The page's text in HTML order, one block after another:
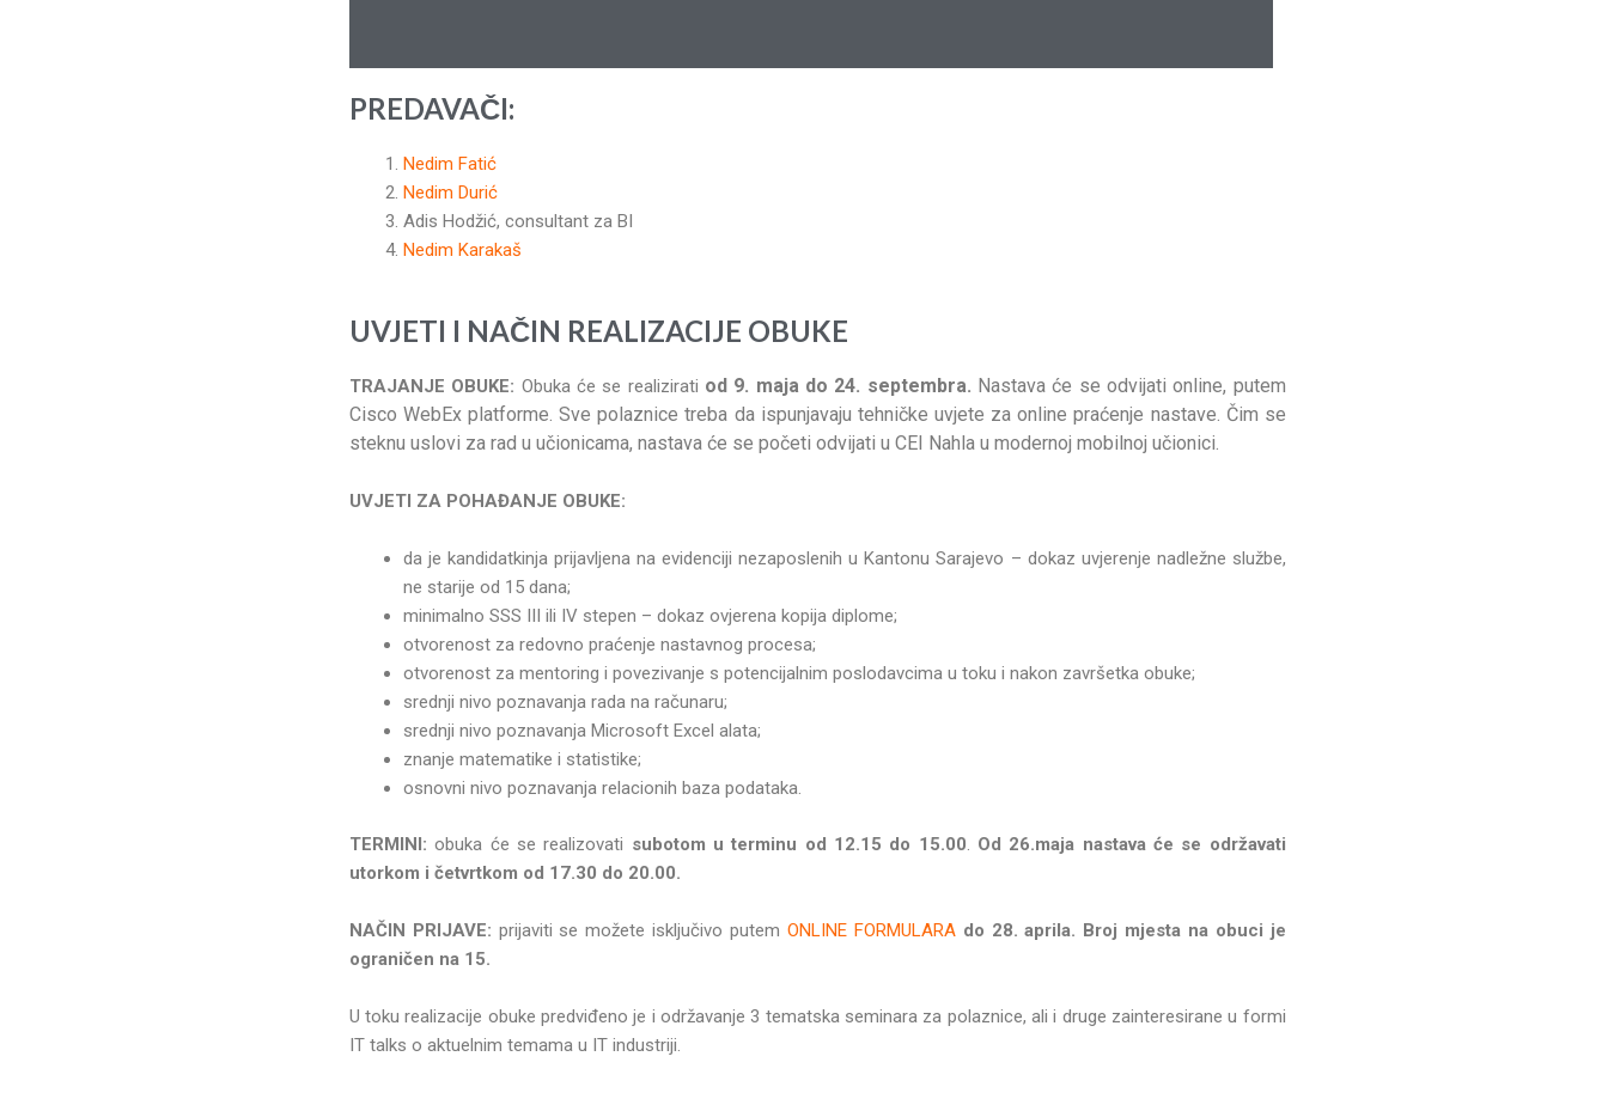
PREDAVAČI:
Nedim Fatić
Nedim Durić
Adis Hodžić, consultant za BI
Nedim Karakaš
UVJETI I NAČIN REALIZACIJE OBUKE
TRAJANJE OBUKE: Obuka će se realizirati od 9. maja do 24. septembra. Nastava će se odvijati online, putem
Cisco WebEx platforme. Sve polaznice treba da ispunjavaju tehničke uvjete za online praćenje nastave. Čim se
steknu uslovi za rad u učionicama, nastava će se početi odvijati u CEI Nahla u modernoj mobilnoj učionici.
UVJETI ZA POHAĐANJE OBUKE:
da je kandidatkinja prijavljena na evidenciji nezaposlenih u Kantonu Sarajevo – dokaz uvjerenje nadležne službe,
ne starije od 15 dana;
minimalno SSS III ili IV stepen – dokaz ovjerena kopija diplome;
otvorenost za redovno praćenje nastavnog procesa;
otvorenost za mentoring i povezivanje s potencijalnim poslodavcima u toku i nakon završetka obuke;
srednji nivo poznavanja rada na računaru;
srednji nivo poznavanja Microsoft Excel alata;
znanje matematike i statistike;
osnovni nivo poznavanja relacionih baza podataka.
TERMINI: obuka će se realizovati subotom u terminu od 12.15 do 15.00. Od 26.maja nastava će se održavati
utorkom i četvrtkom od 17.30 do 20.00.
NAČIN PRIJAVE: prijaviti se možete isključivo putem ONLINE FORMULARA do 28. aprila. Broj mjesta na obuci je
ograničen na 15.
U toku realizacije obuke predviđeno je i održavanje 3 tematska seminara za polaznice, ali i druge zainteresirane u formi
IT talks o aktuelnim temama u IT industriji.